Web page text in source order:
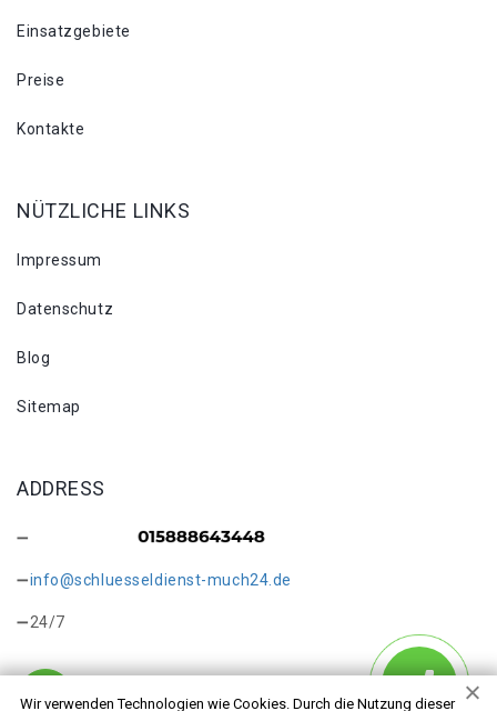
Wir verwenden Technologien wie Cookies. Durch die Nutzung dieser
Einsatzgebiete
Preise
Kontakte
NÜTZLICHE LINKS
Impressum
Datenschutz
Blog
Sitemap
ADDRESS
info@schluesseldienst-much24.de
24/7